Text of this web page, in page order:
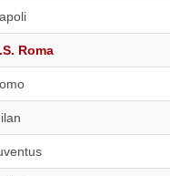
Roma